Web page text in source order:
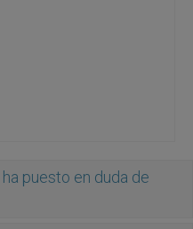
puesto en duda de